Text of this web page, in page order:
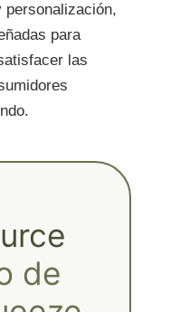
personalización,
para
las
de